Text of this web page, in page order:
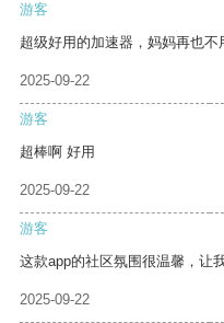
游客
超级好用的加速器，妈妈再也不
2025-09-22
游客
超棒啊 好用
2025-09-22
游客
这款app的社区氛围很温馨，让
2025-09-22